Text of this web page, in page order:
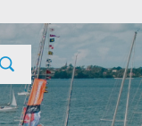
KONTAKT